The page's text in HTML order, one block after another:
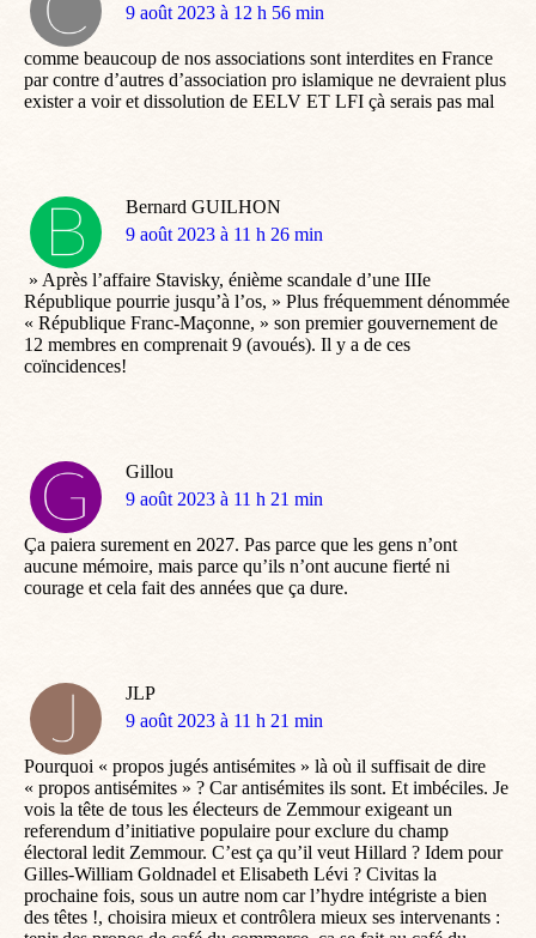
dit
9 août 2023 à 12 h 56 min
comme beaucoup de nos associations sont interdites en France
par contre d’autres d’association pro islamique ne devraient plus
exister a voir et dissolution de EELV ET LFI çà serais pas mal
Bernard GUILHON
dit
9 août 2023 à 11 h 26 min
» Après l’affaire Stavisky, énième scandale d’une IIIe
République pourrie jusqu’à l’os, » Plus fréquemment dénommée
« République Franc-Maçonne, » son premier gouvernement de
12 membres en comprenait 9 (avoués). Il y a de ces
coïncidences!
Gillou
dit
9 août 2023 à 11 h 21 min
Ça paiera surement en 2027. Pas parce que les gens n’ont
aucune mémoire, mais parce qu’ils n’ont aucune fierté ni
courage et cela fait des années que ça dure.
JLP
dit
9 août 2023 à 11 h 21 min
Pourquoi « propos jugés antisémites » là où il suffisait de dire
« propos antisémites » ? Car antisémites ils sont. Et imbéciles. Je
vois la tête de tous les électeurs de Zemmour exigeant un
referendum d’initiative populaire pour exclure du champ
électoral ledit Zemmour. C’est ça qu’il veut Hillard ? Idem pour
Gilles-William Goldnadel et Elisabeth Lévi ? Civitas la
prochaine fois, sous un autre nom car l’hydre intégriste a bien
des têtes !, choisira mieux et contrôlera mieux ses intervenants :